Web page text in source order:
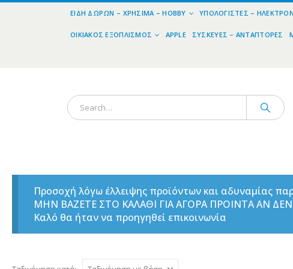
ΕΊΔΗ ΔΏΡΩΝ – ΧΡΉΣΙΜΑ – HOBBY ΥΠΟΛΟΓΙΣΤΈΣ –
ΟΙΚΙΑΚΌΣ ΕΞΟΠΛΙΣΜΌΣ APPLE ΣΥΣΚΕΥΈΣ – ΑΝΤΆΠΤΟΡΕΣ
Προσοχή λόγω έλλειψης προϊόντων και αδυναμίας
ΜΗΝ ΒΑΖΕΤΕ ΣΤΟ ΚΑΛΑΘΙ ΓΙΑ ΑΓΟΡΑ ΠΡΟΙΝΤΑ ΑΝ
Καλό θα ήταν να προηγηθεί επικοινωνία